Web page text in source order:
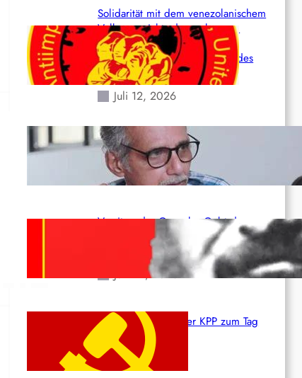
Solidarität mit dem venezolanischem
Volk angesichts der verlorenen
Leben und der katastrophalen
Situation durch die Erdbeben des
24. Juni!
Juli 12, 2026
Indien: „Die Politik der Kapitulation“
von K. Murali (Ajith)
Juli 1, 2026
Vorsitzender Gonzalo: Gebt das
Leben für die Partei und die
Revolution!
Juni 19, 2026
Beschluss des ZK der KPP zum Tag
des Heldentums
Juni 19, 2026